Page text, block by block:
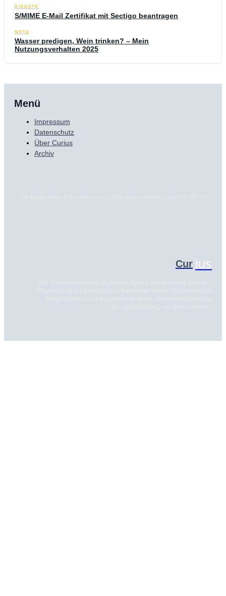
DIENSTE
S/MIME E-Mail Zertifikat mit Sectigo beantragen
META
Wasser predigen, Wein trinken? – Mein
Nutzungsverhalten 2025
Menü
Impressum
Datenschutz
Über Curius
Archiv
Cur ius